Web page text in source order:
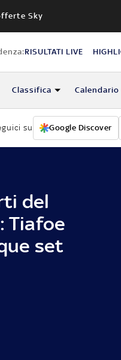
Sky
RISULTATI LIVE
Classifica Calendario
su Google Discover
del
Tiafoe
set